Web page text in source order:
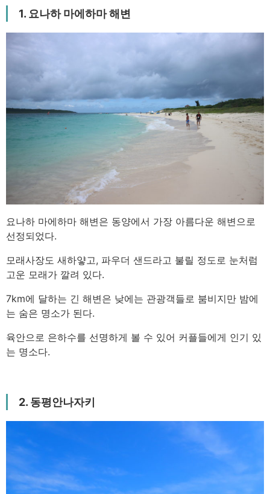
1. 요나하 마에하마 해변
요나하 마에하마 해변은 동양에서 가장 아름다운 해변으로
선정되었다.
모래사장도 새하얗고, 파우더 샌드라고 불릴 정도로 눈처럼
고운 모래가 깔려 있다.
7km에 달하는 긴 해변은 낮에는 관광객들로 붐비지만 밤에
는 숨은 명소가 된다.
육안으로 은하수를 선명하게 볼 수 있어 커플들에게 인기 있
는 명소다.
2. 동평안나자키